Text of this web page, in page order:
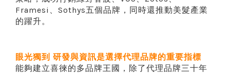
Framesi、Sothys五個品牌，同時還推動美髮產業
的躍升。
眼光獨到 研發與資訊是選擇代理品牌的重要指標
能夠建立喜徠的多品牌王國，除了代理品牌三十年